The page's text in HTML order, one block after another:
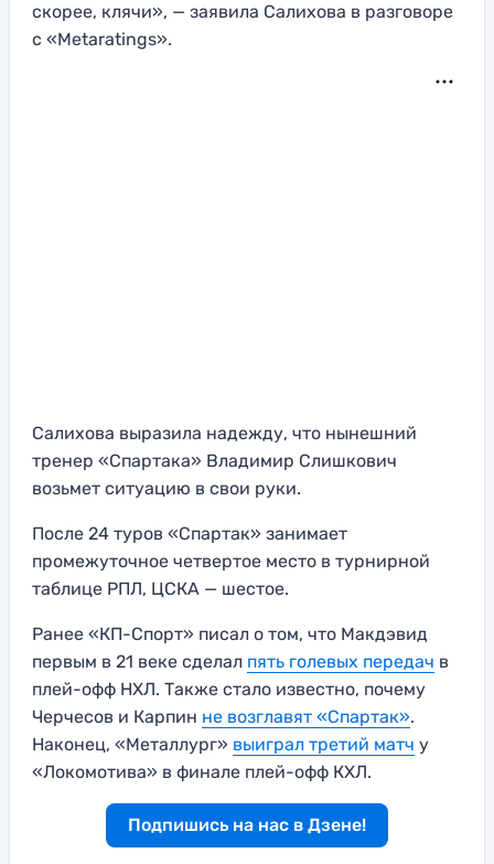
скорее, клячи», — заявила Салихова в разговоре
с «Metaratings».
Салихова выразила надежду, что нынешний
тренер «Спартака» Владимир Слишкович
возьмет ситуацию в свои руки.
После 24 туров «Спартак» занимает
промежуточное четвертое место в турнирной
таблице РПЛ, ЦСКА — шестое.
Ранее «КП-Спорт» писал о том, что Макдэвид
первым в 21 веке сделал пять голевых передач в
плей-офф НХЛ. Также стало известно, почему
Черчесов и Карпин не возглавят «Спартак».
Наконец, «Металлург» выиграл третий матч у
«Локомотива» в финале плей-офф КХЛ.
Подпишись на нас в Дзене!